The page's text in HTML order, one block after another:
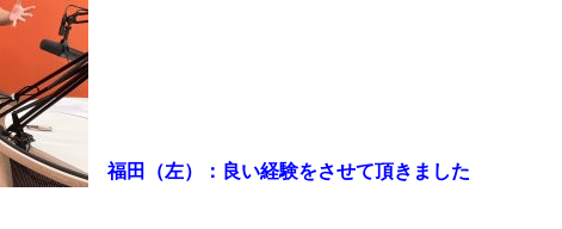
福田（左）：良い経験をさせて頂きました